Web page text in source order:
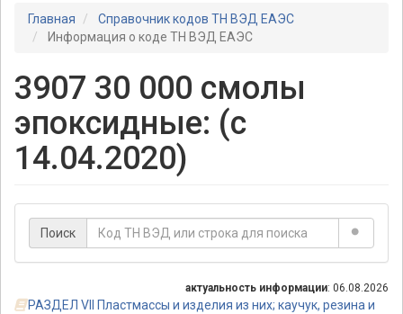
Главная
Справочник кодов ТН ВЭД ЕАЭС
Информация о коде ТН ВЭД ЕАЭС
3907 30 000 смолы
эпоксидные: (с
14.04.2020)
Поиск
актуальность информации: 06.08.2026
РАЗДЕЛ VII Пластмассы и изделия из них; каучук, резина и